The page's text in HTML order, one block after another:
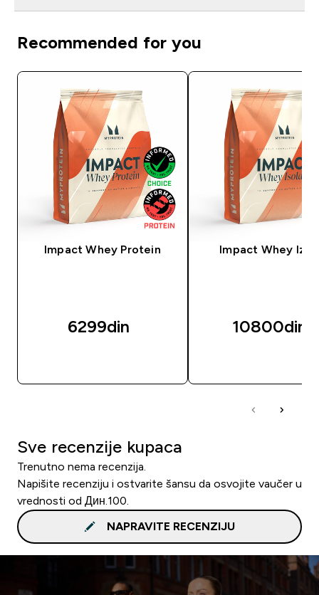
Recommended for you
Impact Whey Protein
6299din‎
Impact Whey
10800din‎
Sve recenzije kupaca
Trenutno nema recenzija.
Napišite recenziju i ostvarite šansu da osvojite vaučer u
vrednosti od Дин.100.
NAPRAVITE RECENZIJU